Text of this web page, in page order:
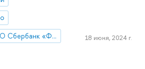
Базовая кафедра ПАО Сбербанк «Финансовые технологии и анализ данных»
18 июня, 2024 г.